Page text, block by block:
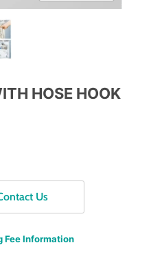
HOSE HOOK
Us
Fee Information